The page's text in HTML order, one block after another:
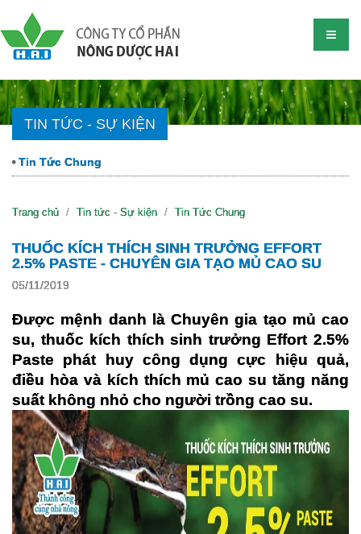
TIN TỨC - SỰ KIỆN
Tin Tức Chung
Trang chủ Tin tức - Sự kiện Tin Tức Chung
THUỐC KÍCH THÍCH SINH TRƯỞNG EFFORT
2.5% PASTE - CHUYÊN GIA TẠO MỦ CAO SU
05/11/2019
Được mệnh danh là Chuyên gia tạo mủ cao
su, thuốc kích thích sinh trưởng Effort 2.5%
Paste phát huy công dụng cực hiệu quả,
điều hòa và kích thích mủ cao su tăng năng
suất không nhỏ cho người trồng cao su.